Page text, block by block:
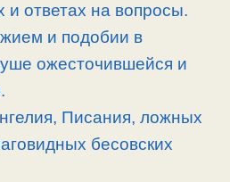
и ответах на вопросы.
и подобии в
ожесточившейся и
Писания, ложных
бесовских